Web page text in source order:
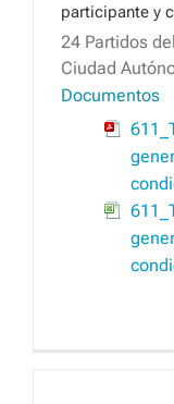
participante y
24 Partidos
Ciudad
Documentos